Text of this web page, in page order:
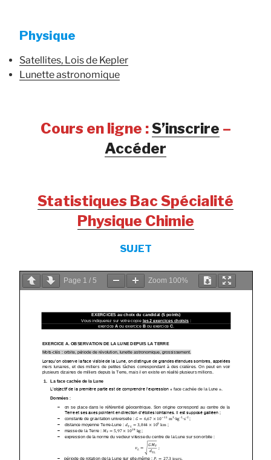
Physique
Satellites, Lois de Kepler
Lunette astronomique
Cours en ligne :S’inscrire –
Accéder
Statistiques Bac Spécialité
Physique Chimie
SUJET
Page 1 / 5 Zoom 100%